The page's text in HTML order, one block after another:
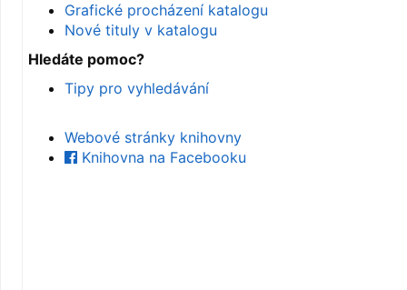
Grafické procházení katalogu
Nové tituly v katalogu
Hledáte pomoc?
Tipy pro vyhledávání
Webové stránky knihovny
Knihovna na Facebooku